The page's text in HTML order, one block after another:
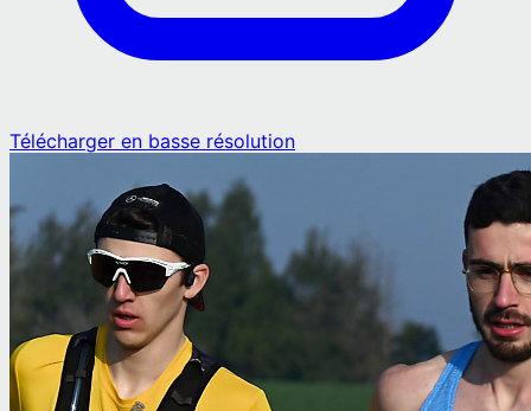
Télécharger en basse résolution